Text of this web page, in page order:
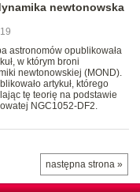
newtonowska
astronomów opublikowała
w którym broni
newtonowskiej (MOND).
artykuł, którego
tę teorię na podstawie
NGC1052-DF2.
następna strona »